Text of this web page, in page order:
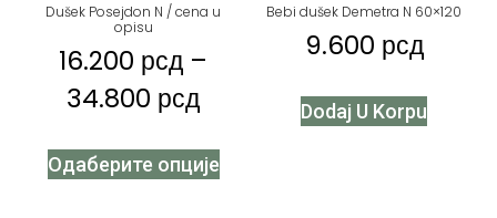
Dušek Posejdon N / cena u
opisu
16.200 рсд –
34.800 рсд
Одаберите опције
Bebi dušek Demetra N 60×120
9.600 рсд
Dodaj U Korpu